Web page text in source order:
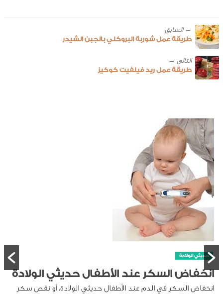
← ‎السابق
طريقة عمل شوربة البروكلي بالجبن الشيدر
طريقة عمل ريد فيلفيت كوكيز
حديثي الولادة
انخفاض السكر عند الأطفال حديثي الولادة
انخفاض السكر في الدم عند الأطفال حديثي الولادة، أو نقص سكر